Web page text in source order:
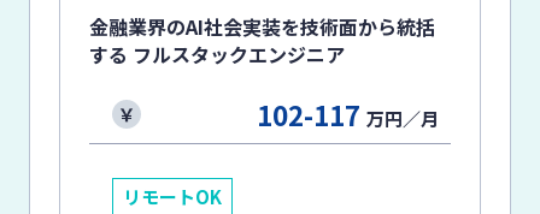
金融業界のAI社会実装を技術面から統括
する フルスタックエンジニア
102-117万円／月
リモートOK